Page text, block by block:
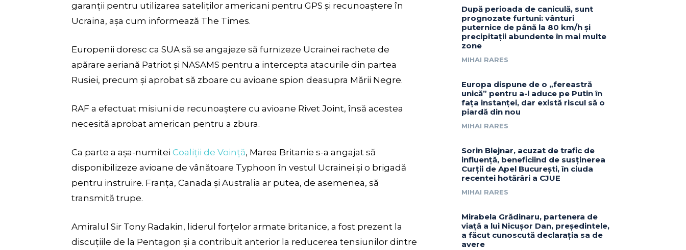
garanții pentru utilizarea sateliților americani pentru GPS și recunoaștere în
Ucraina, așa cum informează The Times.
Europenii doresc ca SUA să se angajeze să furnizeze Ucrainei rachete de
apărare aeriană Patriot și NASAMS pentru a intercepta atacurile din partea
Rusiei, precum și aprobat să zboare cu avioane spion deasupra Mării Negre.
RAF a efectuat misiuni de recunoaștere cu avioane Rivet Joint, însă acestea
necesită aprobat american pentru a zbura.
Ca parte a așa-numitei Coaliții de Voință, Marea Britanie s-a angajat să
disponibilizeze avioane de vânătoare Typhoon în vestul Ucrainei și o brigadă
pentru instruire. Franța, Canada și Australia ar putea, de asemenea, să
transmită trupe.
Amiralul Sir Tony Radakin, liderul forțelor armate britanice, a fost prezent la
discuțiile de la Pentagon și a contribuit anterior la reducerea tensiunilor dintre
După perioada de caniculă, sunt
prognozate furtuni: vânturi
puternice de până la 80 km/h și
precipitații abundente în mai multe
zone
MIHAI RARES
Europa dispune de o „fereastră
unică” pentru a-l aduce pe Putin în
fața instanței, dar există riscul să o
piardă din nou
MIHAI RARES
Sorin Blejnar, acuzat de trafic de
influență, beneficiind de susținerea
Curții de Apel București, în ciuda
recentei hotărâri a CJUE
MIHAI RARES
Mirabela Grădinaru, partenera de
viață a lui Nicușor Dan, președintele,
a făcut cunoscută declarația sa de
avere